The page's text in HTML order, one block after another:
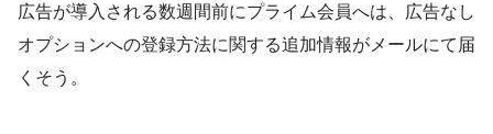
広告が導入される数週間前にプライム会員へは、広告なし
オプションへの登録方法に関する追加情報がメールにて届
くそう。